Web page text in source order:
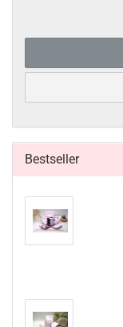
Bestseller